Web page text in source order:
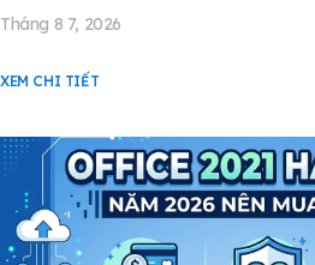
Tháng 8 7, 2026
XEM CHI TIẾT